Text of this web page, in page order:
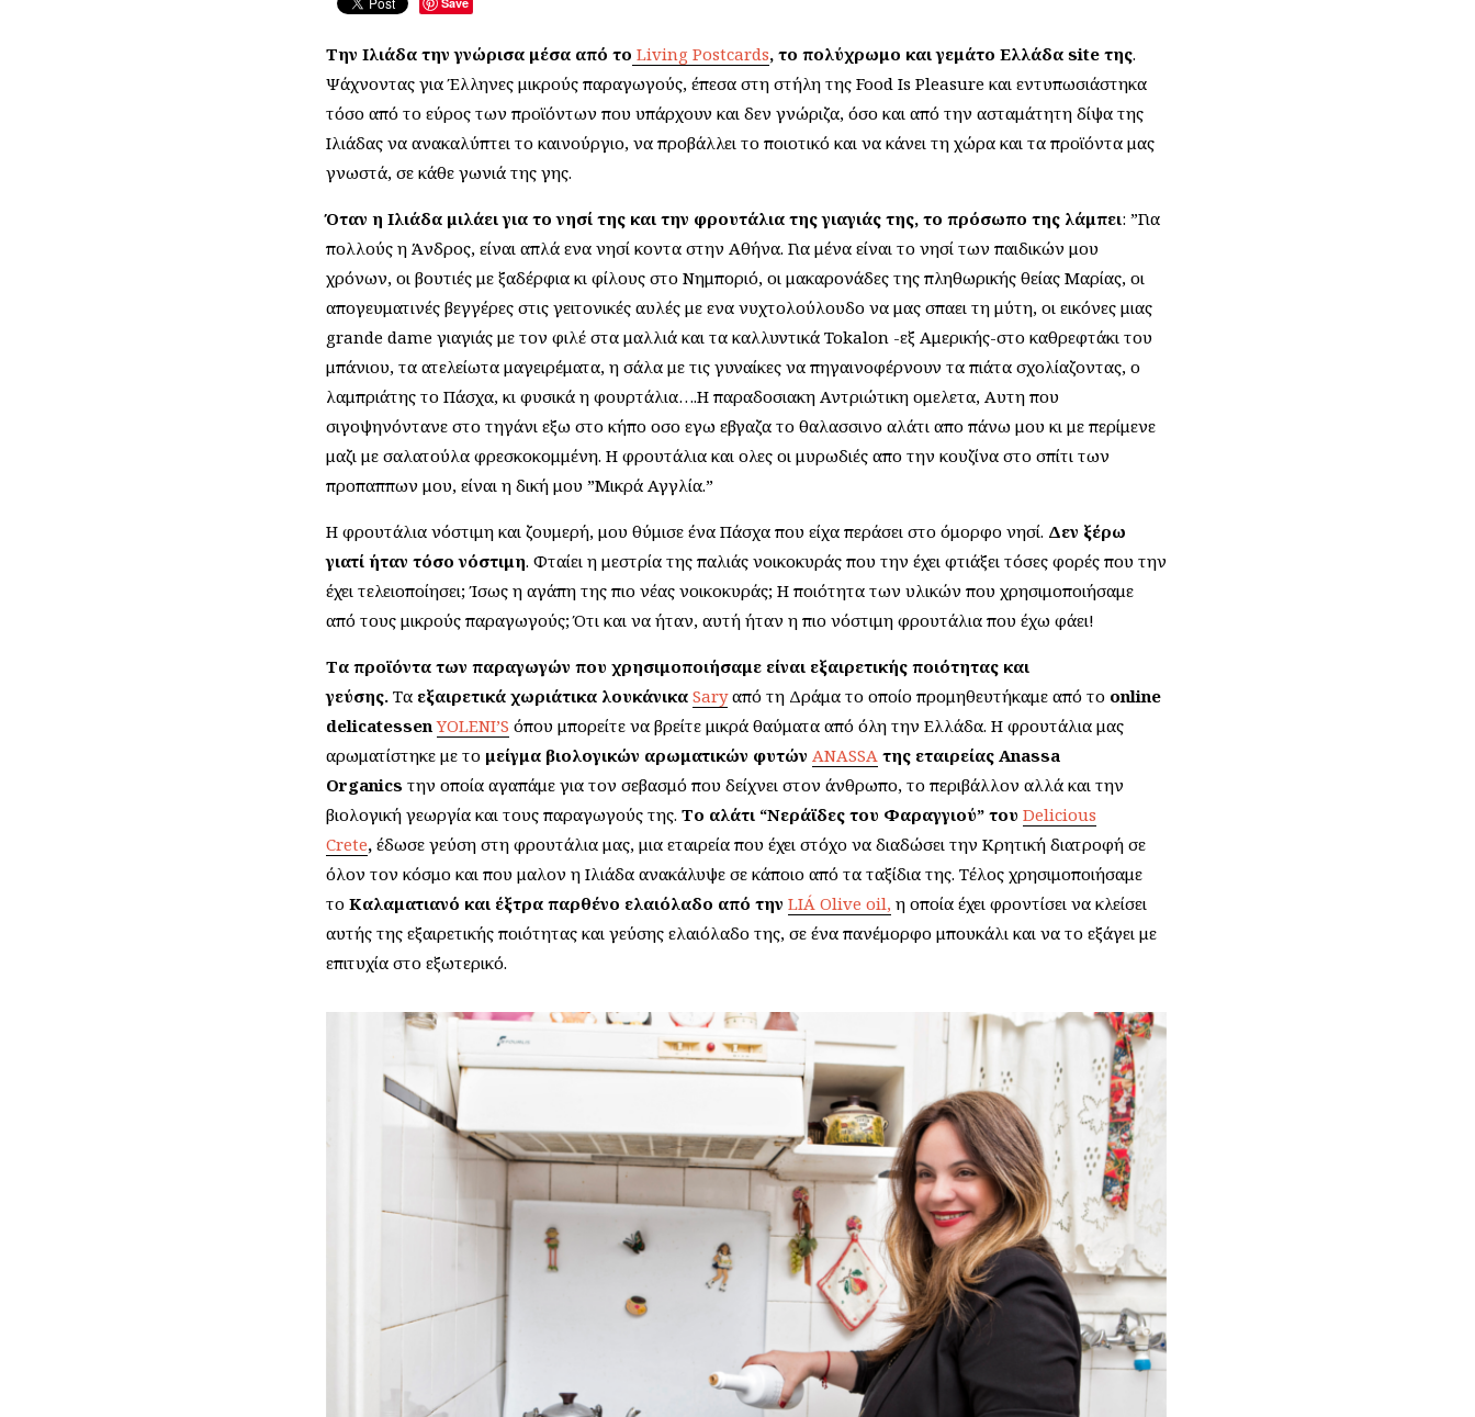
Την Ιλιάδα την γνώρισα μέσα από το Living Postcards, το πολύχρωμο και γεμάτο Ελλάδα site της.
Ψάχνοντας για Έλληνες μικρούς παραγωγούς, έπεσα στη στήλη της Food Is Pleasure και εντυπωσιάστηκα
τόσο από το εύρος των προϊόντων που υπάρχουν και δεν γνώριζα, όσο και από την ασταμάτητη δίψα της
Ιλιάδας να ανακαλύπτει το καινούργιο, να προβάλλει το ποιοτικό και να κάνει τη χώρα και τα προϊόντα μας
γνωστά, σε κάθε γωνιά της γης.
Όταν η Ιλιάδα μιλάει για το νησί της και την φρουτάλια της γιαγιάς της, το πρόσωπο της λάμπει: ”Για
πολλούς η Άνδρος, είναι απλά ενα νησί κοντα στην Αθήνα. Για μένα είναι το νησί των παιδικών μου
χρόνων, οι βουτιές με ξαδέρφια κι φίλους στο Νημποριό, οι μακαρονάδες της πληθωρικής θείας Μαρίας, οι
απογευματινές βεγγέρες στις γειτονικές αυλές με ενα νυχτολούλουδο να μας σπαει τη μύτη, οι εικόνες μιας
grande dame γιαγιάς με τον φιλέ στα μαλλιά και τα καλλυντικά Tokalon -εξ Αμερικής-στο καθρεφτάκι του
μπάνιου, τα ατελείωτα μαγειρέματα, η σάλα με τις γυναίκες να πηγαινοφέρνουν τα πιάτα σχολίαζοντας, ο
λαμπριάτης το Πάσχα, κι φυσικά η φουρτάλια….Η παραδοσιακη Αντριώτικη ομελετα, Αυτη που
σιγοψηνόντανε στο τηγάνι εξω στο κήπο οσο εγω εβγαζα το θαλασσινο αλάτι απο πάνω μου κι με περίμενε
μαζι με σαλατούλα φρεσκοκομμένη. Η φρουτάλια και ολες οι μυρωδιές απο την κουζίνα στο σπίτι των
προπαππων μου, είναι η δική μου ”Μικρά Αγγλία.”
Η φρουτάλια νόστιμη και ζουμερή, μου θύμισε ένα Πάσχα που είχα περάσει στο όμορφο νησί. Δεν ξέρω
γιατί ήταν τόσο νόστιμη. Φταίει η μεστρία της παλιάς νοικοκυράς που την έχει φτιάξει τόσες φορές που την
έχει τελειοποίησει; Ίσως η αγάπη της πιο νέας νοικοκυράς; Η ποιότητα των υλικών που χρησιμοποιήσαμε
από τους μικρούς παραγωγούς; Ότι και να ήταν, αυτή ήταν η πιο νόστιμη φρουτάλια που έχω φάει!
Τα προϊόντα των παραγωγών που χρησιμοποιήσαμε είναι εξαιρετικής ποιότητας και
γεύσης. Τα εξαιρετικά χωριάτικα λουκάνικα Saryαπό τη Δράμα το οποίο προμηθευτήκαμε από το online
delicatessenYOLENI’S όπου μπορείτε να βρείτε μικρά θαύματα από όλη την Ελλάδα. Η φρουτάλια μας
αρωματίστηκε με το μείγμα βιολογικών αρωματικών φυτών ANASSAτης εταιρείας Anassa
Organicsτην οποία αγαπάμε για τον σεβασμό που δείχνει στον άνθρωπο, το περιβάλλον αλλά και την
βιολογική γεωργία και τους παραγωγούς της. Το αλάτι “Νεράϊδες του Φαραγγιού” του Delicious
Crete,έδωσε γεύση στη φρουτάλια μας, μια εταιρεία που έχει στόχο να διαδώσει την Κρητική διατροφή σε
όλον τον κόσμο και που μαλον η Ιλιάδα ανακάλυψε σε κάποιο από τα ταξίδια της. Τέλος χρησιμοποιήσαμε
το Καλαματιανό και έξτρα παρθένο ελαιόλαδο από την LIÁ Olive oil, η οποία έχει φροντίσει να κλείσει
αυτής της εξαιρετικής ποιότητας και γεύσης ελαιόλαδο της, σε ένα πανέμορφο μπουκάλι και να το εξάγει με
επιτυχία στο εξωτερικό.